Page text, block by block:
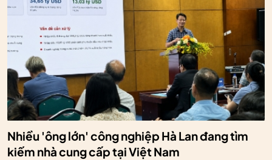
Nhiều 'ông lớn' công nghiệp Hà Lan đang tìm
kiếm nhà cung cấp tại Việt Nam